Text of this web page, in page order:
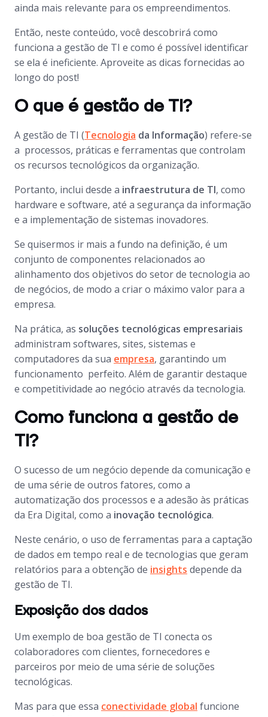
ainda mais relevante para os empreendimentos.
Então, neste conteúdo, você descobrirá como
funciona a gestão de TI e como é possível identificar
se ela é ineficiente. Aproveite as dicas fornecidas ao
longo do post!
O que é gestão de TI?
A gestão de TI (Tecnologia da Informação) refere-se
a processos, práticas e ferramentas que controlam
os recursos tecnológicos da organização.
Portanto, inclui desde a infraestrutura de TI, como
hardware e software, até a segurança da informação
e a implementação de sistemas inovadores.
Se quisermos ir mais a fundo na definição, é um
conjunto de componentes relacionados ao
alinhamento dos objetivos do setor de tecnologia ao
de negócios, de modo a criar o máximo valor para a
empresa.
Na prática, as soluções tecnológicas empresariais
administram softwares, sites, sistemas e
computadores da sua empresa, garantindo um
funcionamento perfeito. Além de garantir destaque
e competitividade ao negócio através da tecnologia.
Como funciona a gestão de
TI?
O sucesso de um negócio depende da comunicação e
de uma série de outros fatores, como a
automatização dos processos e a adesão às práticas
da Era Digital, como a inovação tecnológica.
Neste cenário, o uso de ferramentas para a captação
de dados em tempo real e de tecnologias que geram
relatórios para a obtenção de insights depende da
gestão de TI.
Exposição dos dados
Um exemplo de boa gestão de TI conecta os
colaboradores com clientes, fornecedores e
parceiros por meio de uma série de soluções
tecnológicas.
Mas para que essa conectividade global funcione